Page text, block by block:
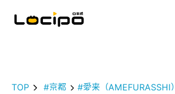
TOP #京都 #愛来（AMEFURASSHI）